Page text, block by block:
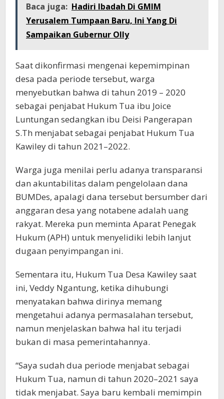
Baca juga: Hadiri Ibadah Di GMIM
Yerusalem Tumpaan Baru, Ini Yang Di
Sampaikan Gubernur Olly
Saat dikonfirmasi mengenai kepemimpinan
desa pada periode tersebut, warga
menyebutkan bahwa di tahun 2019 – 2020
sebagai penjabat Hukum Tua ibu Joice
Luntungan sedangkan ibu Deisi Pangerapan
S.Th menjabat sebagai penjabat Hukum Tua
Kawiley di tahun 2021–2022.
Warga juga menilai perlu adanya transparansi
dan akuntabilitas dalam pengelolaan dana
BUMDes, apalagi dana tersebut bersumber dari
anggaran desa yang notabene adalah uang
rakyat. Mereka pun meminta Aparat Penegak
Hukum (APH) untuk menyelidiki lebih lanjut
dugaan penyimpangan ini.
Sementara itu, Hukum Tua Desa Kawiley saat
ini, Veddy Ngantung, ketika dihubungi
menyatakan bahwa dirinya memang
mengetahui adanya permasalahan tersebut,
namun menjelaskan bahwa hal itu terjadi
bukan di masa pemerintahannya.
“Saya sudah dua periode menjabat sebagai
Hukum Tua, namun di tahun 2020–2021 saya
tidak menjabat. Saya baru kembali memimpin